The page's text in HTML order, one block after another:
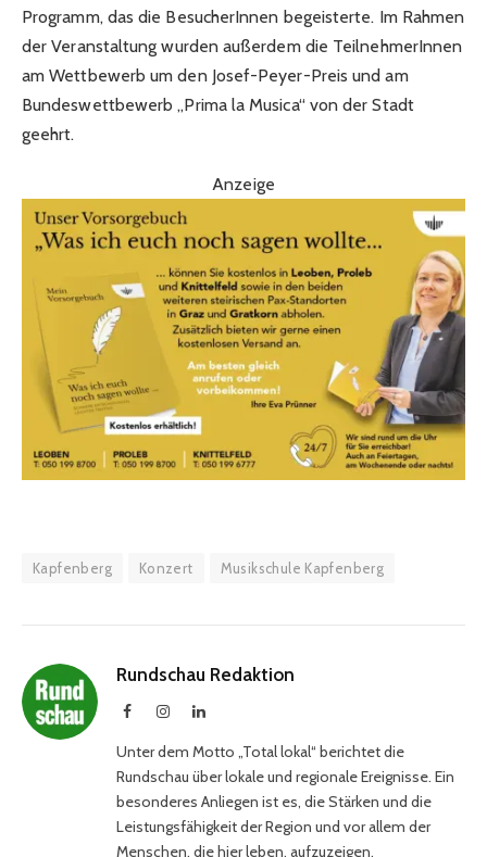
Programm, das die BesucherInnen begeisterte. Im Rahmen
der Veranstaltung wurden außerdem die TeilnehmerInnen
am Wettbewerb um den Josef-Peyer-Preis und am
Bundeswettbewerb „Prima la Musica“ von der Stadt
geehrt.
Anzeige
Kapfenberg Konzert Musikschule Kapfenberg
Rundschau Redaktion
FacebookInstagramLinkedIn
Unter dem Motto „Total lokal“ berichtet die
Rundschau über lokale und regionale Ereignisse. Ein
besonderes Anliegen ist es, die Stärken und die
Leistungsfähigkeit der Region und vor allem der
Menschen, die hier leben, aufzuzeigen.